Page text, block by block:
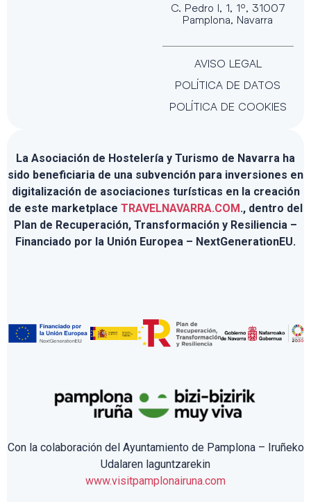
C. Pedro I, 1, 1º, 31007
Pamplona, Navarra
AVISO LEGAL
POLÍTICA DE DATOS
POLÍTICA DE COOKIES
La Asociación de Hostelería y Turismo de Navarra ha
sido beneficiaria de una subvención para inversiones en
digitalización de asociaciones turísticas en la creación
de este marketplace TRAVELNAVARRA.COM., dentro del
Plan de Recuperación, Transformación y Resiliencia –
Financiado por la Unión Europea – NextGenerationEU.
Con la colaboración del Ayuntamiento de Pamplona – Iruñeko
Udalaren laguntzarekin
www.visitpamplonairuna.com